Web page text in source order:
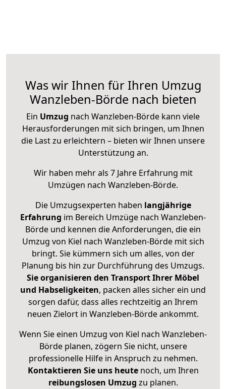
Was wir Ihnen für Ihren Umzug
Wanzleben-Börde nach bieten
Ein Umzug nach Wanzleben-Börde kann viele
Herausforderungen mit sich bringen, um Ihnen
die Last zu erleichtern – bieten wir Ihnen unsere
Unterstützung an.
Wir haben mehr als 7 Jahre Erfahrung mit
Umzügen nach Wanzleben-Börde.
Die Umzugsexperten haben langjährige
Erfahrung im Bereich Umzüge nach Wanzleben-
Börde und kennen die Anforderungen, die ein
Umzug von Kiel nach Wanzleben-Börde mit sich
bringt. Sie kümmern sich um alles, von der
Planung bis hin zur Durchführung des Umzugs.
Sie organisieren den Transport Ihrer Möbel
und Habseligkeiten, packen alles sicher ein und
sorgen dafür, dass alles rechtzeitig an Ihrem
neuen Zielort in Wanzleben-Börde ankommt.
Wenn Sie einen Umzug von Kiel nach Wanzleben-
Börde planen, zögern Sie nicht, unsere
professionelle Hilfe in Anspruch zu nehmen.
Kontaktieren Sie uns heutenoch, um Ihren
reibungslosen Umzug zu planen.